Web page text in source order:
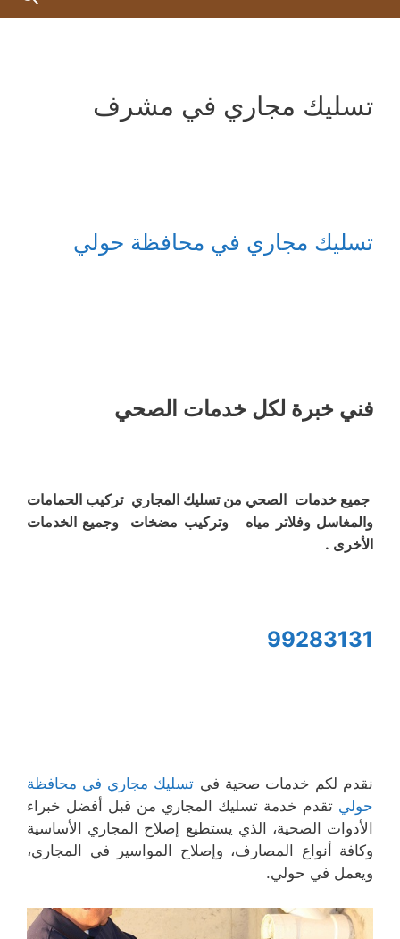
تسليك مجاري في مشرف
تسليك مجاري في محافظة حولي
فني خبرة لكل خدمات الصحي
جميع خدمات الصحي من تسليك المجاري تركيب الحمامات
والمغاسل وفلاتر مياه وتركيب مضخات وجميع الخدمات
الأخرى .
99283131
نقدم لكم خدمات صحية في تسليك مجاري في محافظة
حولي تقدم خدمة تسليك المجاري من قبل أفضل خبراء
الأدوات الصحية، الذي يستطيع إصلاح المجاري الأساسية
وكافة أنواع المصارف، وإصلاح المواسير في المجاري،
ويعمل في حولي.